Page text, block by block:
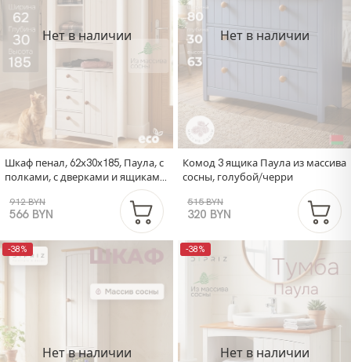
Нет в наличии
Шкаф пенал, 62х30х185, Паула, с
полками, с дверками и ящиками,
для ванной, для кухни, из
массива дерева, белый/черри
912 BYN
566 BYN
Нет в наличии
Комод 3 ящика Паула из массива
сосны, голубой/черри
515 BYN
320 BYN
Нет в наличии
-38%
Нет в наличии
-38%